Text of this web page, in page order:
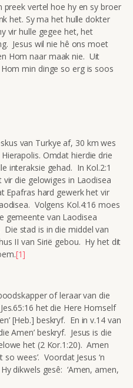
preek vertel hoe hy en sy broer
het. Sy ma het hulle dokter
vir hulle gegee het, het
Jesus wil nie hê ons moet
Hom naar maak nie. Uit
min dinge so erg is soos
van Turkye af, 30 km wes
Omdat hierdie drie
interaksie gehad. In Kol.2:1
die gelowiges in Laodisea
Epafras hard gewerk het vir
Volgens Kol.4:16 moes
gemeente van Laodisea
stad is in die middel van
II van Sirië gebou. Hy het dit
[1]
of leraar van die
het die Here Homself
[Heb.] beskryf. En in v.14 van
Amen’ beskryf. Jesus is die
het (2 Kor.1:20). Amen
wees’. Voordat Jesus ‘n
dikwels gesê: ‘Amen, amen,